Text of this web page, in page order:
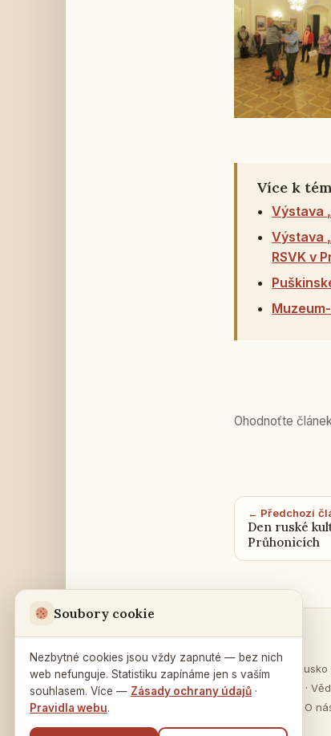
Více k
Výstava
Výstava
RSVK v
Ohodnoťte
← Předchozí
Den ruské
Průhonicích
v Praze
Na Zátorce 16
160 00 Praha 6
O Rusku
Vzdělávání
·
O
Soubory cookie
Nezbytné cookies jsou vždy zapnuté — bez nich
web nefunguje. Statistiku zapínáme jen s vaším
souhlasem. Více — Zásady ochrany údajů ·
Pravidla webu.